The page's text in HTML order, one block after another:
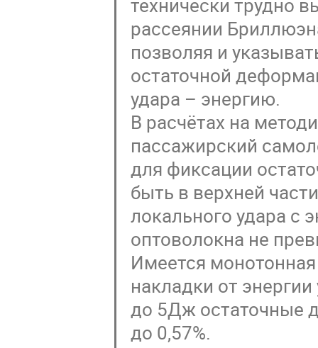
технически трудно
рассеянии
позволяя и
остаточной
удара – энергию.
В расчётах на
пассажирский
для фиксации
быть в верхней
локального удара
оптоволокна не
Имеется
накладки от
до 5Дж остаточные
до 0,57%.